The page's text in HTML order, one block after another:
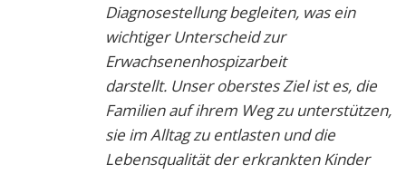
Diagnosestellung begleiten, was ein
wichtiger Unterscheid zur
Erwachsenenhospizarbeit
darstellt. Unser oberstes Ziel ist es, die
Familien auf ihrem Weg zu unterstützen,
sie im Alltag zu entlasten und die
Lebensqualität der erkrankten Kinder